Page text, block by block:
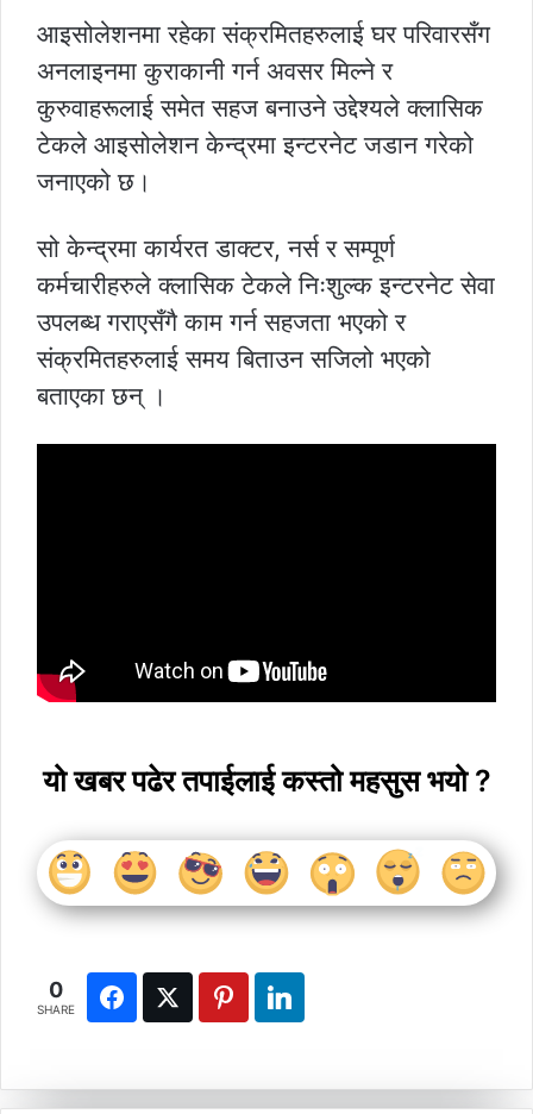
आइसोलेशनमा रहेका संक्रमितहरुलाई घर परिवारसँग
अनलाइनमा कुराकानी गर्न अवसर मिल्ने र
कुरुवाहरूलाई समेत सहज बनाउने उद्देश्यले क्लासिक
टेकले आइसोलेशन केन्द्रमा इन्टरनेट जडान गरेको
जनाएको छ।
सो केन्द्रमा कार्यरत डाक्टर, नर्स र सम्पूर्ण
कर्मचारीहरुले क्लासिक टेकले निःशुल्क इन्टरनेट सेवा
उपलब्ध गराएसँगै काम गर्न सहजता भएको र
संक्रमितहरुलाई समय बिताउन सजिलो भएको
बताएका छन् ।
यो खबर पढेर तपाईलाई कस्तो महसुस भयो ?
0
SHARE